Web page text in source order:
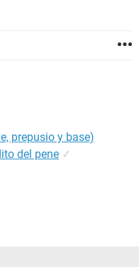
prepusio y base)
del pene ✓